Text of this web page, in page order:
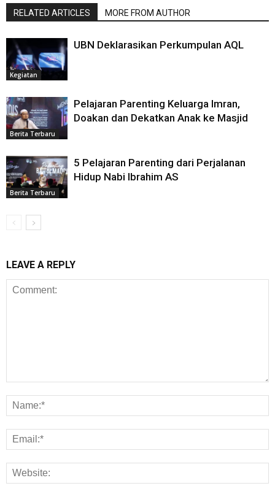
RELATED ARTICLES MORE FROM AUTHOR
Kegiatan
UBN Deklarasikan Perkumpulan AQL
Berita Terbaru
Pelajaran Parenting Keluarga Imran,
Doakan dan Dekatkan Anak ke Masjid
Berita Terbaru
5 Pelajaran Parenting dari Perjalanan
Hidup Nabi Ibrahim AS
LEAVE A REPLY